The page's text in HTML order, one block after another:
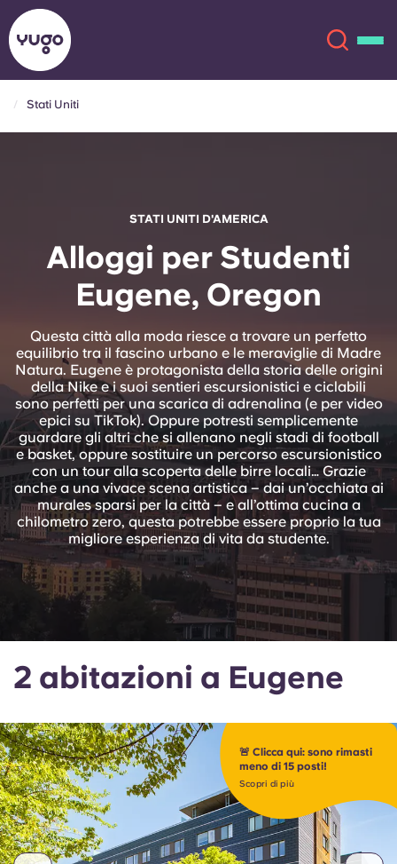
Account Lingua
English (GB)
English (US)
Chinese
Español
Català
French
Portuguese
Seleziona un paese
Seleziona una città
Seleziona una residenza
Accedi
Prenota ora
Italian French
Portuguese
Stati Uniti
STATI UNITI D'AMERICA
Alloggi per Studenti
Eugene, Oregon
Questa città alla moda riesce a trovare un perfetto
equilibrio tra il fascino urbano e le meraviglie di Madre
Natura. Eugene è protagonista della storia delle origini
della Nike e i suoi sentieri escursionistici e ciclabili
sono perfetti per una scarica di adrenalina (e per video
epici su TikTok). Oppure potresti semplicemente
guardare gli altri che si allenano negli stadi di football
e basket, oppure sostituire un percorso escursionistico
con un tour alla scoperta delle birre locali… Grazie
anche a una vivace scena artistica – dai un’occhiata ai
murales sparsi per la città – e all’ottima cucina a
chilometro zero, questa potrebbe essere proprio la tua
migliore esperienza di vita da studente.
2 abitazioni a Eugene
🚨 Clicca qui: sono rimasti
meno di 15 posti!
Scopri di più